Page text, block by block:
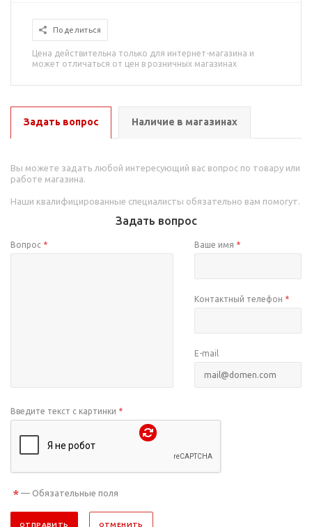
Поделиться
Цена действительна только для интернет-магазина и
может отличаться от цен в розничных магазинах
Задать вопрос Наличие в магазинах
Вы можете задать любой интересующий вас вопрос по товару или
работе магазина.
Наши квалифицированные специалисты обязательно вам помогут.
Задать вопрос
Вопрос * Ваше имя *
Контактный телефон *
E-mail
Введите текст с картинки *
* — Обязательные поля
ОТПРАВИТЬ ОТМЕНИТЬ